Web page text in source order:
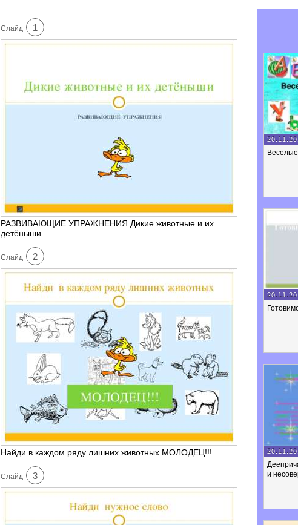
Cлайд 1
РАЗВИВАЮЩИЕ УПРАЖНЕНИЯ Дикие животные и их
детёныши
Cлайд 2
Найди в каждом ряду лишних животных МОЛОДЕЦ!!!
Cлайд 3
и